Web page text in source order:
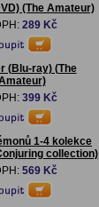
(The Amateur)
289 Kč
(Blu-ray) (The
399 Kč
1-4 kolekce
collection)
569 Kč